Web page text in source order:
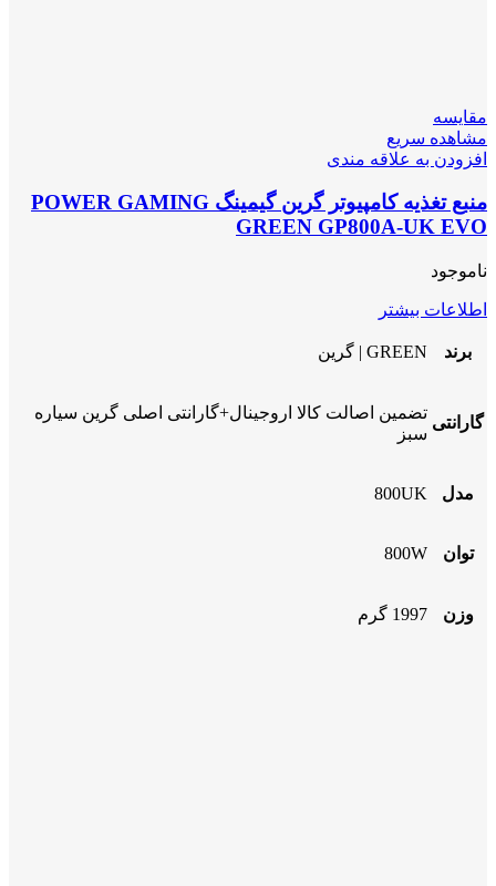
مقایسه
مشاهده سریع
افزودن به علاقه مندی
منبع تغذیه کامپیوتر گرین گیمینگ POWER GAMING
GREEN GP800A-UK EVO
ناموجود
اطلاعات بیشتر
برند GREEN | گرین
گارانتی
تضمین اصالت کالا اروجینال+گارانتی اصلی گرین سیاره
سبز
مدل 800UK
توان 800W
وزن 1997 گرم